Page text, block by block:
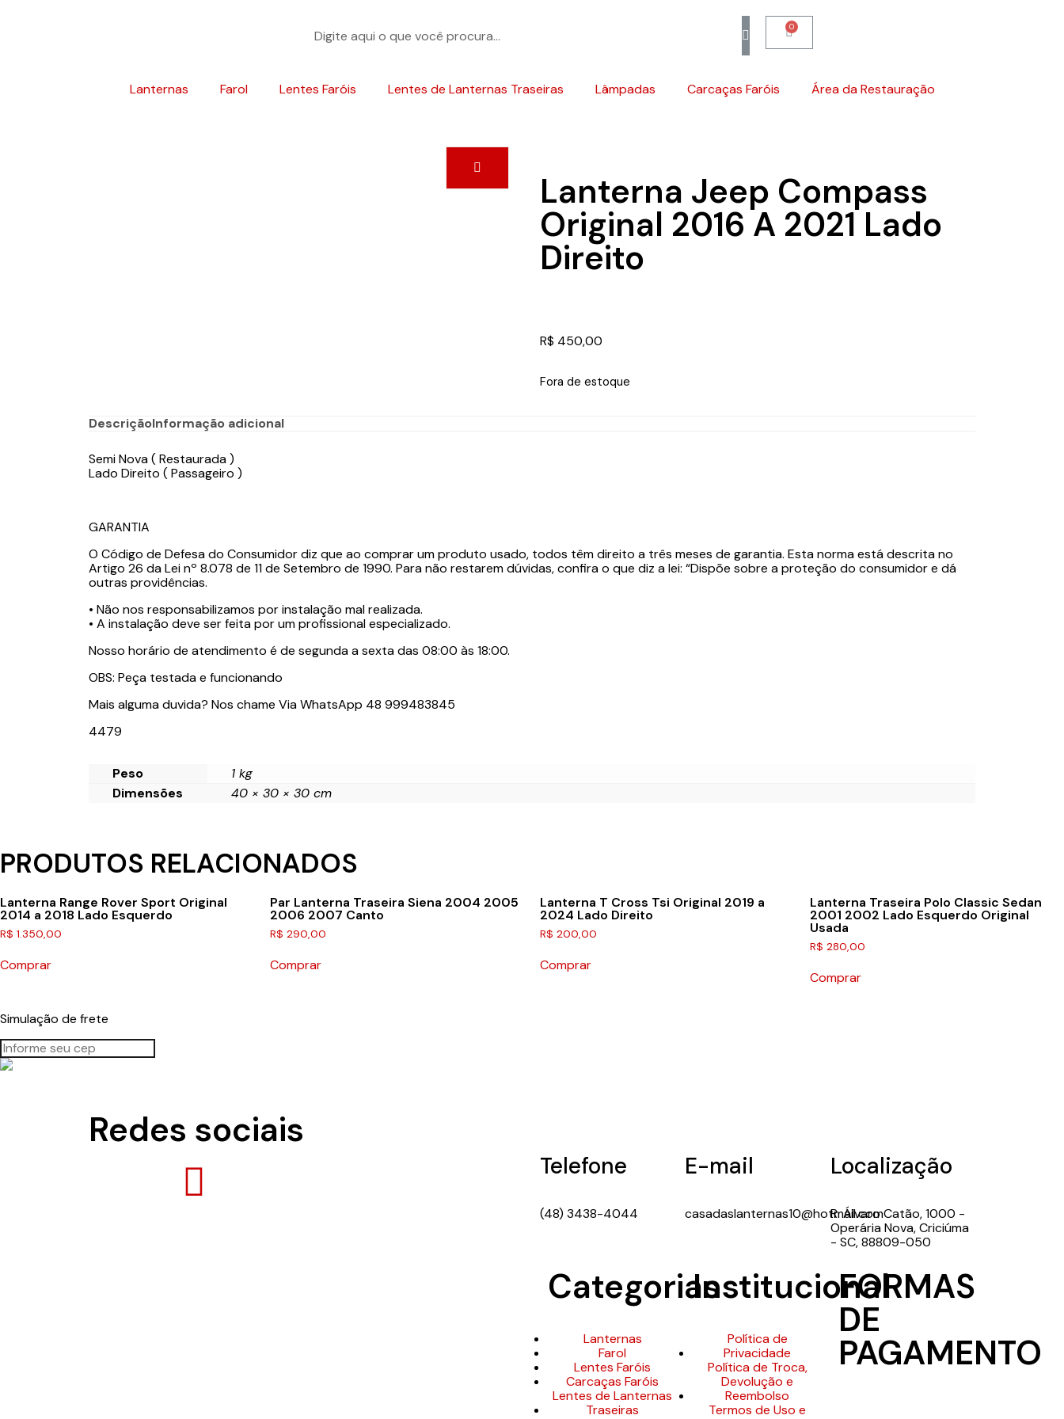
Lanternas Farol Lentes Faróis Lentes de Lanternas Traseiras Lâmpadas Carcaças Faróis Área da Restauração
Lanterna Jeep Compass
Original 2016 A 2021 Lado
Direito
R$ 450,00
Fora de estoque
DescriçãoInformação adicional
Semi Nova ( Restaurada )
Lado Direito ( Passageiro )
GARANTIA
O Código de Defesa do Consumidor diz que ao comprar um produto usado, todos têm direito a três meses de garantia. Esta norma está descrita no
Artigo 26 da Lei nº 8.078 de 11 de Setembro de 1990. Para não restarem dúvidas, confira o que diz a lei: “Dispõe sobre a proteção do consumidor e dá
outras providências.
• Não nos responsabilizamos por instalação mal realizada.
• A instalação deve ser feita por um profissional especializado.
Nosso horário de atendimento é de segunda a sexta das 08:00 às 18:00.
OBS: Peça testada e funcionando
Mais alguma duvida? Nos chame Via WhatsApp 48 999483845
4479
Peso
1 kg
Dimensões
40 × 30 × 30 cm
PRODUTOS RELACIONADOS
Lanterna Range Rover Sport Original
2014 a 2018 Lado Esquerdo
R$ 1.350,00
Comprar
Par Lanterna Traseira Siena 2004 2005
2006 2007 Canto
R$ 290,00
Comprar
Lanterna T Cross Tsi Original 2019 a
2024 Lado Direito
R$ 200,00
Comprar
Lanterna Traseira Polo Classic Sedan
2001 2002 Lado Esquerdo Original
Usada
R$ 280,00
Comprar
Simulação de frete
Redes sociais
Telefone
(48) 3438-4044
E-mail
casadaslanternas10@hotmail.com
Localização
R. Álvaro Catão, 1000 -
Operária Nova, Criciúma
- SC, 88809-050
Categorias
Lanternas
Farol
Lentes Faróis
Carcaças Faróis
Lentes de Lanternas
Traseiras
Institucional
Política de
Privacidade
Política de Troca,
Devolução e
Reembolso
Termos de Uso e
FORMAS
DE
PAGAMENTO